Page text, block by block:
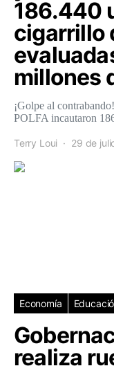
186.440
cigarrillo
millones
¡Golpe al
POLFA incautaron
Terry Loui 29 de
Economía
realiza